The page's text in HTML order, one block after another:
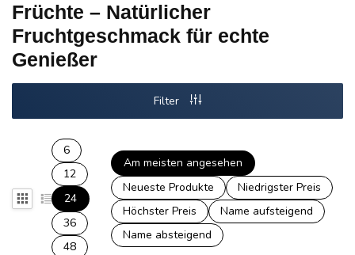
Früchte – Natürlicher
Fruchtgeschmack für echte
Genießer
Filter
6
12
24
36
48
Am meisten angesehen
Neueste Produkte
Niedrigster Preis
Höchster Preis
Name aufsteigend
Name absteigend